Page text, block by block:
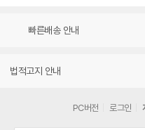
빠른배송 안내
법적고지 안내
PC버전 로그인